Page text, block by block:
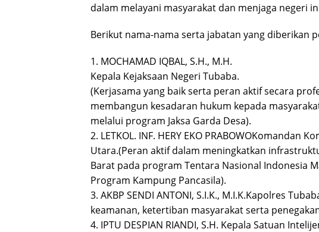
dalam melayani masyarakat dan menjaga negeri
Berikut nama-nama serta jabatan yang diberikan
1. MOCHAMAD IQBAL, S.H., M.H.
Kepala Kejaksaan Negeri Tubaba.
(Kerjasama yang baik serta peran aktif secara
membangun kesadaran hukum kepada
melalui program Jaksa Garda Desa).
2. LETKOL. INF. HERY EKO PRABOWOKomandan
Utara.(Peran aktif dalam meningkatkan
Barat pada program Tentara Nasional Indonesia
Program Kampung Pancasila).
3. AKBP SENDI ANTONI, S.I.K., M.I.K.Kapolres
keamanan, ketertiban masyarakat serta
4. IPTU DESPIAN RIANDI, S.H. Kepala Satuan